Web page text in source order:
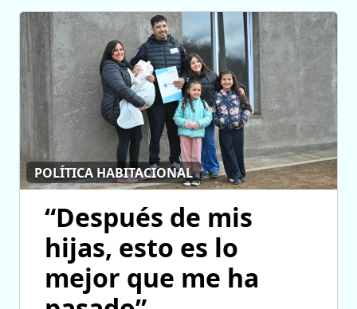
POLÍTICA HABITACIONAL
“Después de mis
hijas, esto es lo
mejor que me ha